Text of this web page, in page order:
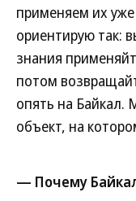
применяем их
ориентирую так:
знания
потом
опять на Байкал.
объект, на
— Почему